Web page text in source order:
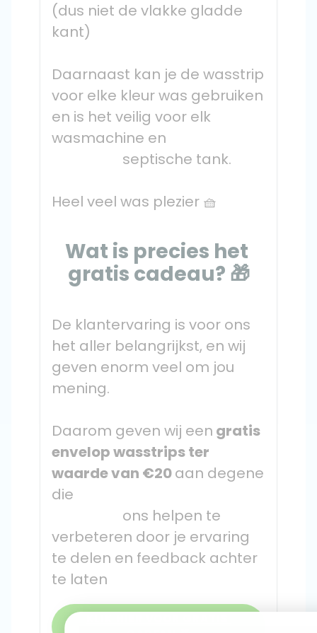
(dus niet de vlakke gladde
kant)
Daarnaast kan je de wasstrip
voor elke kleur was gebruiken
en is het veilig voor elk
wasmachine en
                    septische tank.
Heel veel was plezier 🧺
Wat is precies het
gratis cadeau? 🎁
De klantervaring is voor ons
het aller belangrijkst, en wij
geven enorm veel om jou
mening.
Daarom geven wij een gratis
envelop wasstrips ter
waarde van €20 aan degene
die
verbeteren door je ervaring
te delen en feedback achter
te laten